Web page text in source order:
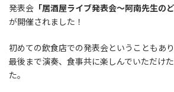
発表会 「居酒屋ライブ発表会〜阿南先生の
が開催されました！
初めての飲食店での発表会ということもあり
最後まで演奏、食事共に楽しんでいただけ
た。